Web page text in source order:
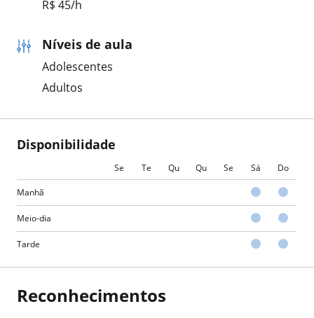
R$ 45/h
Níveis de aula
Adolescentes
Adultos
Disponibilidade
Se Te Qu Qu Se Sá Do
Manhã
Meio-dia
Tarde
Reconhecimentos